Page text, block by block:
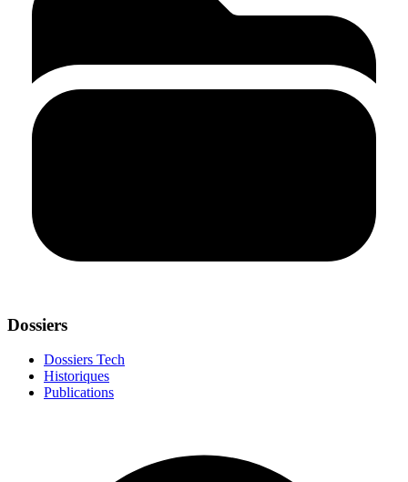
Dossiers
Dossiers Tech
Historiques
Publications